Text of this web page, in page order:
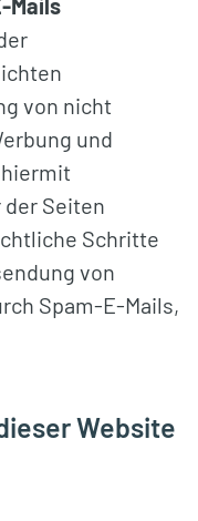
Mails
von nicht
und
Seiten
Schritte
von
Spam-E-Mails,
Website